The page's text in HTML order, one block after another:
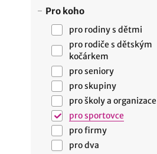
Pro koho
pro rodiny s dětmi
pro rodiče s dětským
kočárkem
pro seniory
pro skupiny
pro školy a organizace
pro sportovce
pro firmy
pro dva